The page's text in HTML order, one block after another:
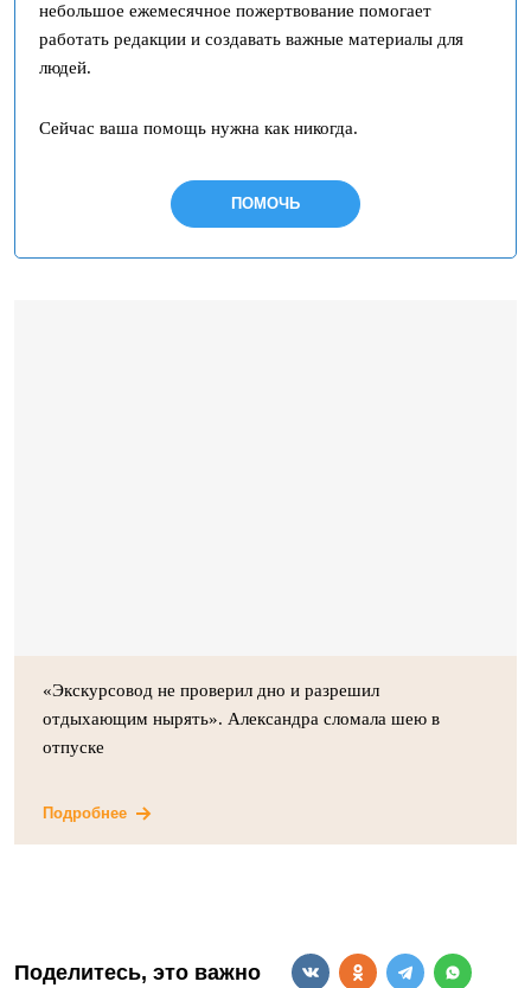
небольшое ежемесячное пожертвование помогает
работать редакции и создавать важные материалы для
людей.
Сейчас ваша помощь нужна как никогда.
ПОМОЧЬ
«Экскурсовод не проверил дно и разрешил
отдыхающим нырять». Александра сломала шею в
отпуске
Подробнее
Поделитесь, это важно